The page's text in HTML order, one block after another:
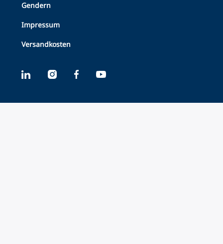
Gendern
Impressum
Versandkosten